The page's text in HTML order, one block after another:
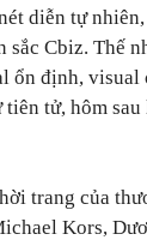
diễn tự
Cbiz. Thế
ổn định, visual
tử, hôm
trang của
Kors,